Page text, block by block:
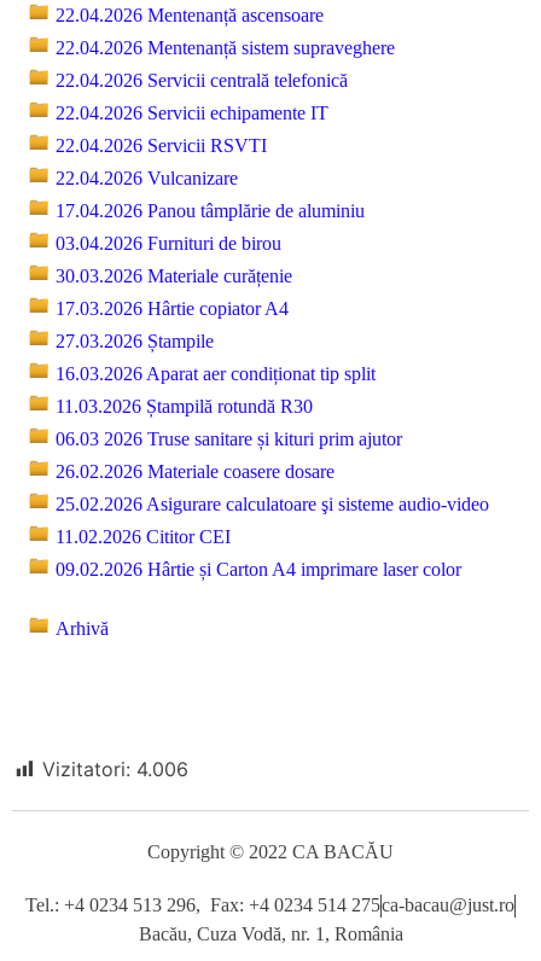
22.04.2026 Mentenanță ascensoare
22.04.2026 Mentenanță sistem supraveghere
22.04.2026 Servicii centrală telefonică
22.04.2026 Servicii echipamente IT
22.04.2026 Servicii RSVTI
22.04.2026 Vulcanizare
17.04.2026 Panou tâmplărie de aluminiu
03.04.2026 Furnituri de birou
30.03.2026 Materiale curățenie
17.03.2026 Hârtie copiator A4
27.03.2026 Ștampile
16.03.2026 Aparat aer condiționat tip split
11.03.2026 Ștampilă rotundă R30
06.03 2026 Truse sanitare și kituri prim ajutor
26.02.2026 Materiale coasere dosare
25.02.2026 Asigurare calculatoare şi sisteme audio-video
11.02.2026 Cititor CEI
09.02.2026 Hârtie și Carton A4 imprimare laser color
Arhivă
Vizitatori: 4.006
Copyright © 2022 CA BACĂU
Tel.: +4 0234 513 296, Fax: +4 0234 514 275ca-bacau@just.ro
Bacău, Cuza Vodă, nr. 1, România